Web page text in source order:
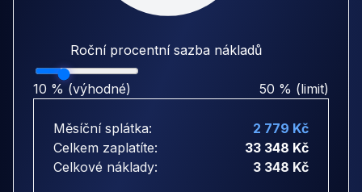
Roční procentní sazba nákladů
10 % (výhodné) 50 % (limit)
Měsíční splátka:
2 779 Kč
Celkem zaplatíte:
33 348 Kč
Celkové náklady:
3 348 Kč